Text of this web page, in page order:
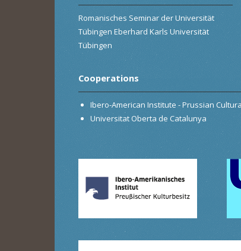
Romanisches Seminar der Universität
Tübingen Eberhard Karls Universität
Tübingen
Cooperations
Ibero-American Institute - Prussian
Universitat Oberta de Catalunya